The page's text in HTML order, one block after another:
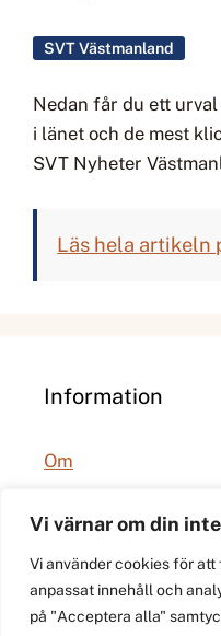
Vi värnar om din
Vi använder cookies för
anpassat innehåll och
på "Acceptera alla"
SVT Västmanland
Nedan får du ett
i länet och de mest
SVT Nyheter
Läs hela artikeln
Information
Om